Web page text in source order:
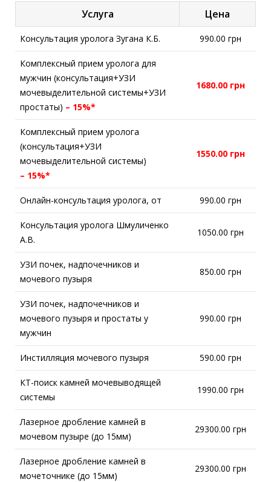
Услуга Цена
Консультация уролога Зугана К.Б. 990.00 грн
Комплексный прием уролога для
мужчин (консультация+УЗИ
мочевыделительной системы+УЗИ
простаты) – 15%*
1680.00 грн
Комплексный прием уролога
(консультация+УЗИ
мочевыделительной системы)
– 15%*
1550.00 грн
Онлайн-консультация уролога, от 990.00 грн
Консультация уролога Шмуличенко
А.В.
1050.00 грн
УЗИ почек, надпочечников и
мочевого пузыря
850.00 грн
УЗИ почек, надпочечников и
мочевого пузыря и простаты у
мужчин
990.00 грн
Инстилляция мочевого пузыря 590.00 грн
КТ-поиск камней мочевыводящей
системы
1990.00 грн
Лазерное дробление камней в
мочевом пузыре (до 15мм)
29300.00 грн
Лазерное дробление камней в
мочеточнике (до 15мм)
29300.00 грн